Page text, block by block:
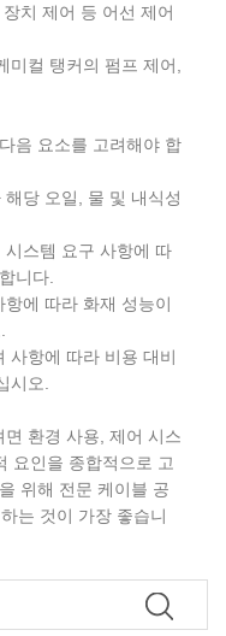
치 제어 등 어선 제어
컬 탱커의 펌프 제어,
음 요소를 고려해야 합
당 오일, 물 및 내식성
스템 요구 사항에 따
니다.
에 따라 화재 성능이
사항에 따라 비용 대비
시오.
환경 사용, 제어 시스
요인을 종합적으로 고
위해 전문 케이블 공
는 것이 가장 좋습니